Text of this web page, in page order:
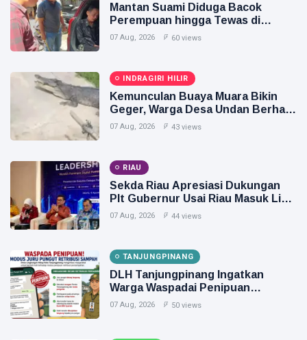
Mantan Suami Diduga Bacok
Perempuan hingga Tewas di
Pekanbaru
07 Aug, 2026 60 views
INDRAGIRI HILIR
Kemunculan Buaya Muara Bikin
Geger, Warga Desa Undan Berhasil
Menangkap
07 Aug, 2026 43 views
RIAU
Sekda Riau Apresiasi Dukungan
Plt Gubernur Usai Riau Masuk Lima
Besar ADLG Awards 2026
07 Aug, 2026 44 views
TANJUNGPINANG
DLH Tanjungpinang Ingatkan
Warga Waspadai Penipuan
Berkedok Juru Pungut Retribusi
07 Aug, 2026 50 views